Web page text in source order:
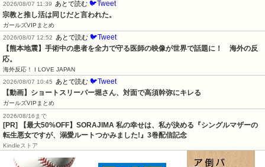
2026/08/07 11:39 あとで読む 🐦Tweet
宗教と推し活は同じだと言われた。
ガールズVIPまとめ
2026/08/07 12:52
あとで読む 🐦Tweet
【熊本地震】手術中の患者を全力で守る医師の映像が世界で話題に！　海外の反
応。
海外反応！ I LOVE JAPAN
2026/08/07 10:45
あとで読む 🐦Tweet
【動画】ショートスリーパー堀さん、対面で高須幹弥にキレる
ガールズVIPまとめ
2026/08/16まで
[PR] 【最大50%OFF】SORAJIMA 私の幸せは、私が決める『シングルマザーの
転生悪女ですが、溺愛ルートつかみました!』3巻配信記念
Kindleストア